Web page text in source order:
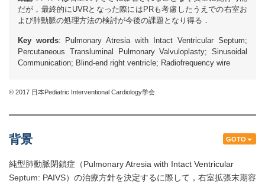
だが，最終的にUVRとなった際にはPRも考慮したうえでの右室お
よび肺動脈の処理方法の検討が今後の課題となり得る．
Key words: Pulmonary Atresia with Intact Ventricular Septum;
Percutaneous Transluminal Pulmonary Valvuloplasty; Sinusoidal
Communication; Blind-end right ventricle; Radiofrequency wire
© 2017 日本Pediatric Interventional Cardiology学会
GOTO
背景
純型肺動脈閉鎖症（Pulmonary Atresia with Intact Ventricular
Septum: PAIVS）の治療方針を決定するに際して，右室拡張末期容